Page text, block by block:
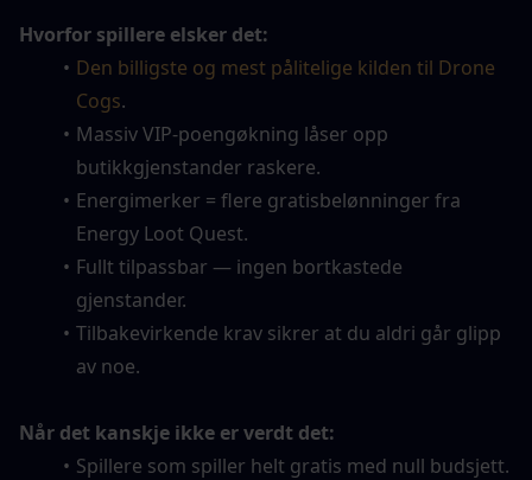
Hvorfor spillere elsker det:
Den billigste og mest pålitelige kilden til Drone
Cogs.
Massiv VIP-poengøkning låser opp
butikkgjenstander raskere.
Energimerker = flere gratisbelønninger fra
Energy Loot Quest.
Fullt tilpassbar — ingen bortkastede
gjenstander.
Tilbakevirkende krav sikrer at du aldri går glipp
av noe.
Når det kanskje ikke er verdt det:
Spillere som spiller helt gratis med null budsjett.